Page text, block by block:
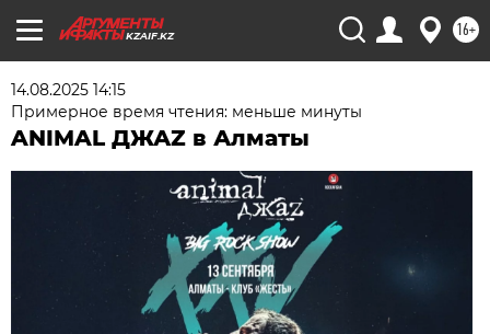
KZAIF.KZ 16+
14.08.2025 14:15
Примерное время чтения: меньше минуты
ANIMAL ДЖАZ в Алматы